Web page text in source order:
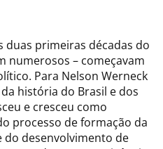
duas primeiras décadas do
numerosos – começavam
Para Nelson Werneck
história do Brasil e dos
e cresceu como
processo de formação da
do desenvolvimento de